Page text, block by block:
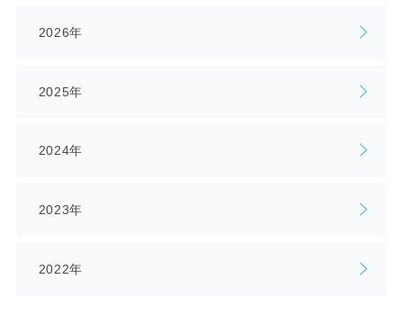
2026年
2025年
2024年
2023年
2022年